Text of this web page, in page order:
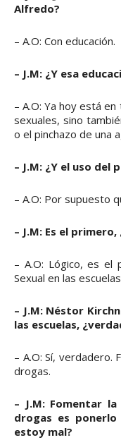
Alfredo?
– A.O: Con educación.
– J.M: ¿Y esa
– A.O: Ya hoy está
sexuales, sino
o el pinchazo de una
– J.M: ¿Y el uso del
– A.O: Por supuesto
– J.M: Es el primero,
– A.O: Lógico, es el
Sexual en las
– J.M: Néstor
las escuelas,
– A.O: Sí, verdadero.
drogas.
– J.M: Fomentar
drogas es
estoy mal?